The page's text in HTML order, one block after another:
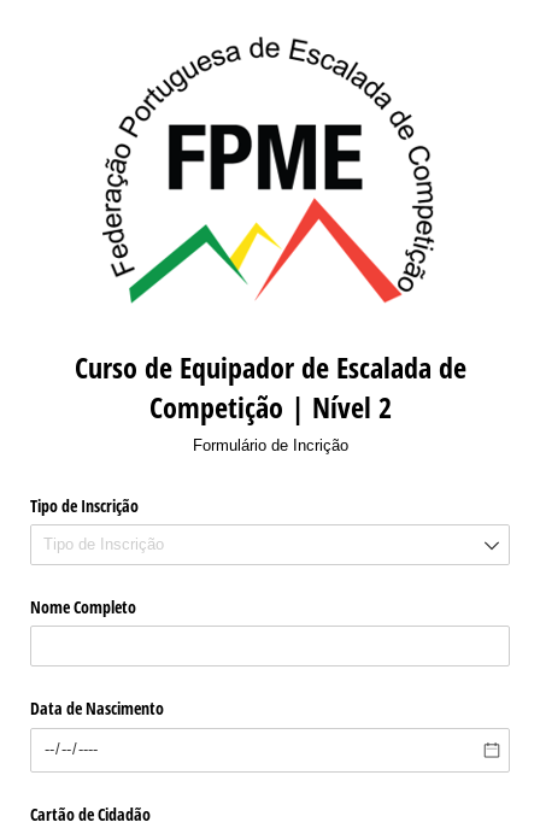
Curso de Equipador de Escalada de
Competição | Nível 2
Formulário de Incrição
Tipo de Inscrição
Nome Completo
Data de Nascimento
Cartão de Cidadão